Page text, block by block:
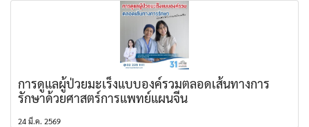
การดูแลผู้ป่วยมะเร็งแบบองค์รวมตลอดเส้นทางการ
รักษาด้วยศาสตร์การแพทย์แผนจีน
24 มี.ค. 2569